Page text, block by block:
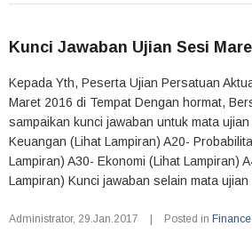
Kunci Jawaban Ujian Sesi
Kepada Yth, Peserta Ujian Persatuan
Maret 2016 di Tempat Dengan hormat,
sampaikan kunci jawaban untuk mata
Keuangan (Lihat Lampiran) A20-
Lampiran) A30- Ekonomi (Lihat Lampiran)
Lampiran) Kunci jawaban selain mata ujian
Administrator, 29.Jan.2017 Posted in Finance